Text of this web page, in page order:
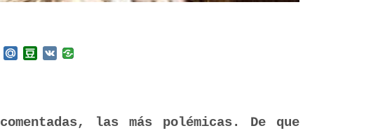
TumblrMail.RuDouban
VK
las más polémicas. De que